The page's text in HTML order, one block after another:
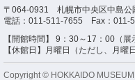
〒064-0931 札幌市中央区中島公
電話：011-511-7655 Fax：011-
【開館時間】 9：30～17：00（展
【休館日】月曜日（ただし、月
Copyright © HOKKAIDO